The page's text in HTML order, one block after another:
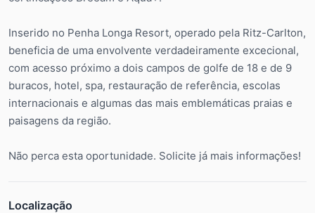
Inserido no Penha Longa Resort, operado pela Ritz-Carlton,
beneficia de uma envolvente verdadeiramente excecional,
com acesso próximo a dois campos de golfe de 18 e de 9
buracos, hotel, spa, restauração de referência, escolas
internacionais e algumas das mais emblemáticas praias e
paisagens da região.
Não perca esta oportunidade. Solicite já mais informações!
Localização